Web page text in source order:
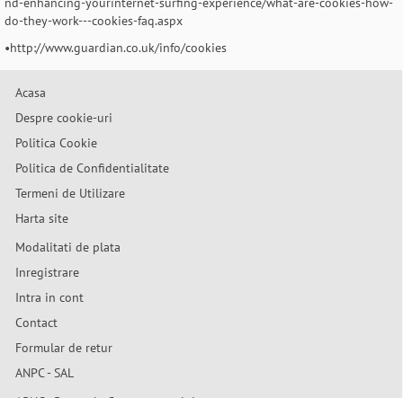
do-they-work---cookies-faq.aspx
•http://www.guardian.co.uk/info/cookies
Acasa
Despre cookie-uri
Politica Cookie
Politica de Confidentialitate
Termeni de Utilizare
Harta site
Modalitati de plata
Inregistrare
Intra in cont
Contact
Formular de retur
ANPC - SAL